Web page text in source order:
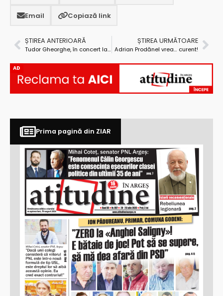
Email Copiază link
ȘTIREA ANTERIOARĂ
Tudor Gheorghe, în concert la Mioveni ”Pelerini din țara nimănui”
ȘTIREA URMĂTOARE
Adrian Prodănel vrea… curent!
AD
Prima pagină din ZIAR